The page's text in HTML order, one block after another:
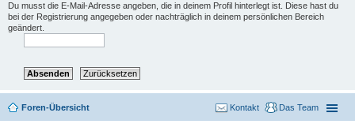
Du musst die E-Mail-Adresse angeben, die in deinem Profil hinterlegt ist. Diese hast du
bei der Registrierung angegeben oder nachträglich in deinem persönlichen Bereich
geändert.
Foren-Übersicht Das Team
Kontakt